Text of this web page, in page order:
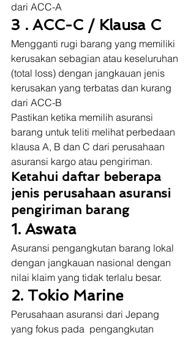
dari ACC-A
3 . ACC-C / Klausa C
Mengganti rugi barang yang memiliki
kerusakan sebagian atau keseluruhan
(total loss) dengan jangkauan jenis
kerusakan yang terbatas dan kurang
dari ACC-B
Pastikan ketika memilih asuransi
barang untuk teliti melihat perbedaan
klausa A, B dan C dari perusahaan
asuransi kargo atau pengiriman.
Ketahui daftar beberapa
jenis perusahaan asuransi
pengiriman barang
1. Aswata
Asuransi pengangkutan barang lokal
dengan jangkauan nasional dengan
nilai klaim yang tidak terlalu besar.
2. Tokio Marine
Perusahaan asuransi dari Jepang
yang fokus pada  pengangkutan